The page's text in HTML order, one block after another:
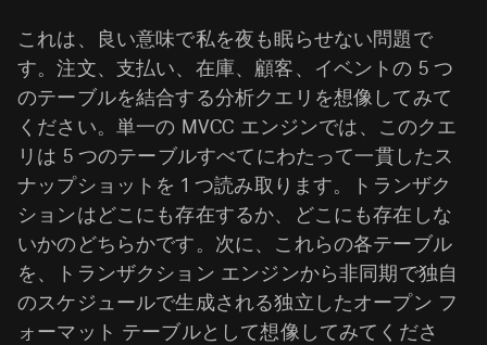
これは、良い意味で私を夜も眠らせない問題で
す。注文、支払い、在庫、顧客、イベントの 5 つ
のテーブルを結合する分析クエリを想像してみて
ください。単一の MVCC エンジンでは、このクエ
リは 5 つのテーブルすべてにわたって一貫したス
ナップショットを 1 つ読み取ります。トランザク
ションはどこにも存在するか、どこにも存在しな
いかのどちらかです。次に、これらの各テーブル
を、トランザクション エンジンから非同期で独自
のスケジュールで生成される独立したオープン フ
ォーマット テーブルとして想像してみてくださ